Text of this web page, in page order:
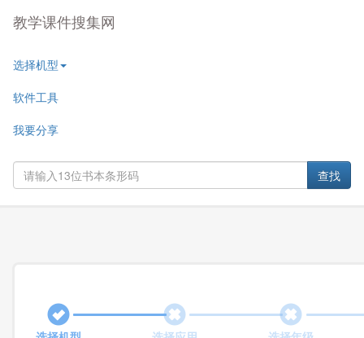
教学课件搜集网
选择机型
软件工具
我要分享
查找